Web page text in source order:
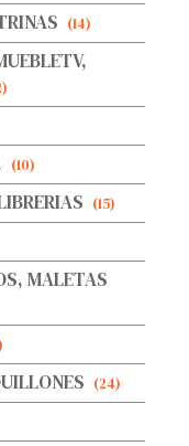
(14)
(10)
(15)
MALETAS
(24)